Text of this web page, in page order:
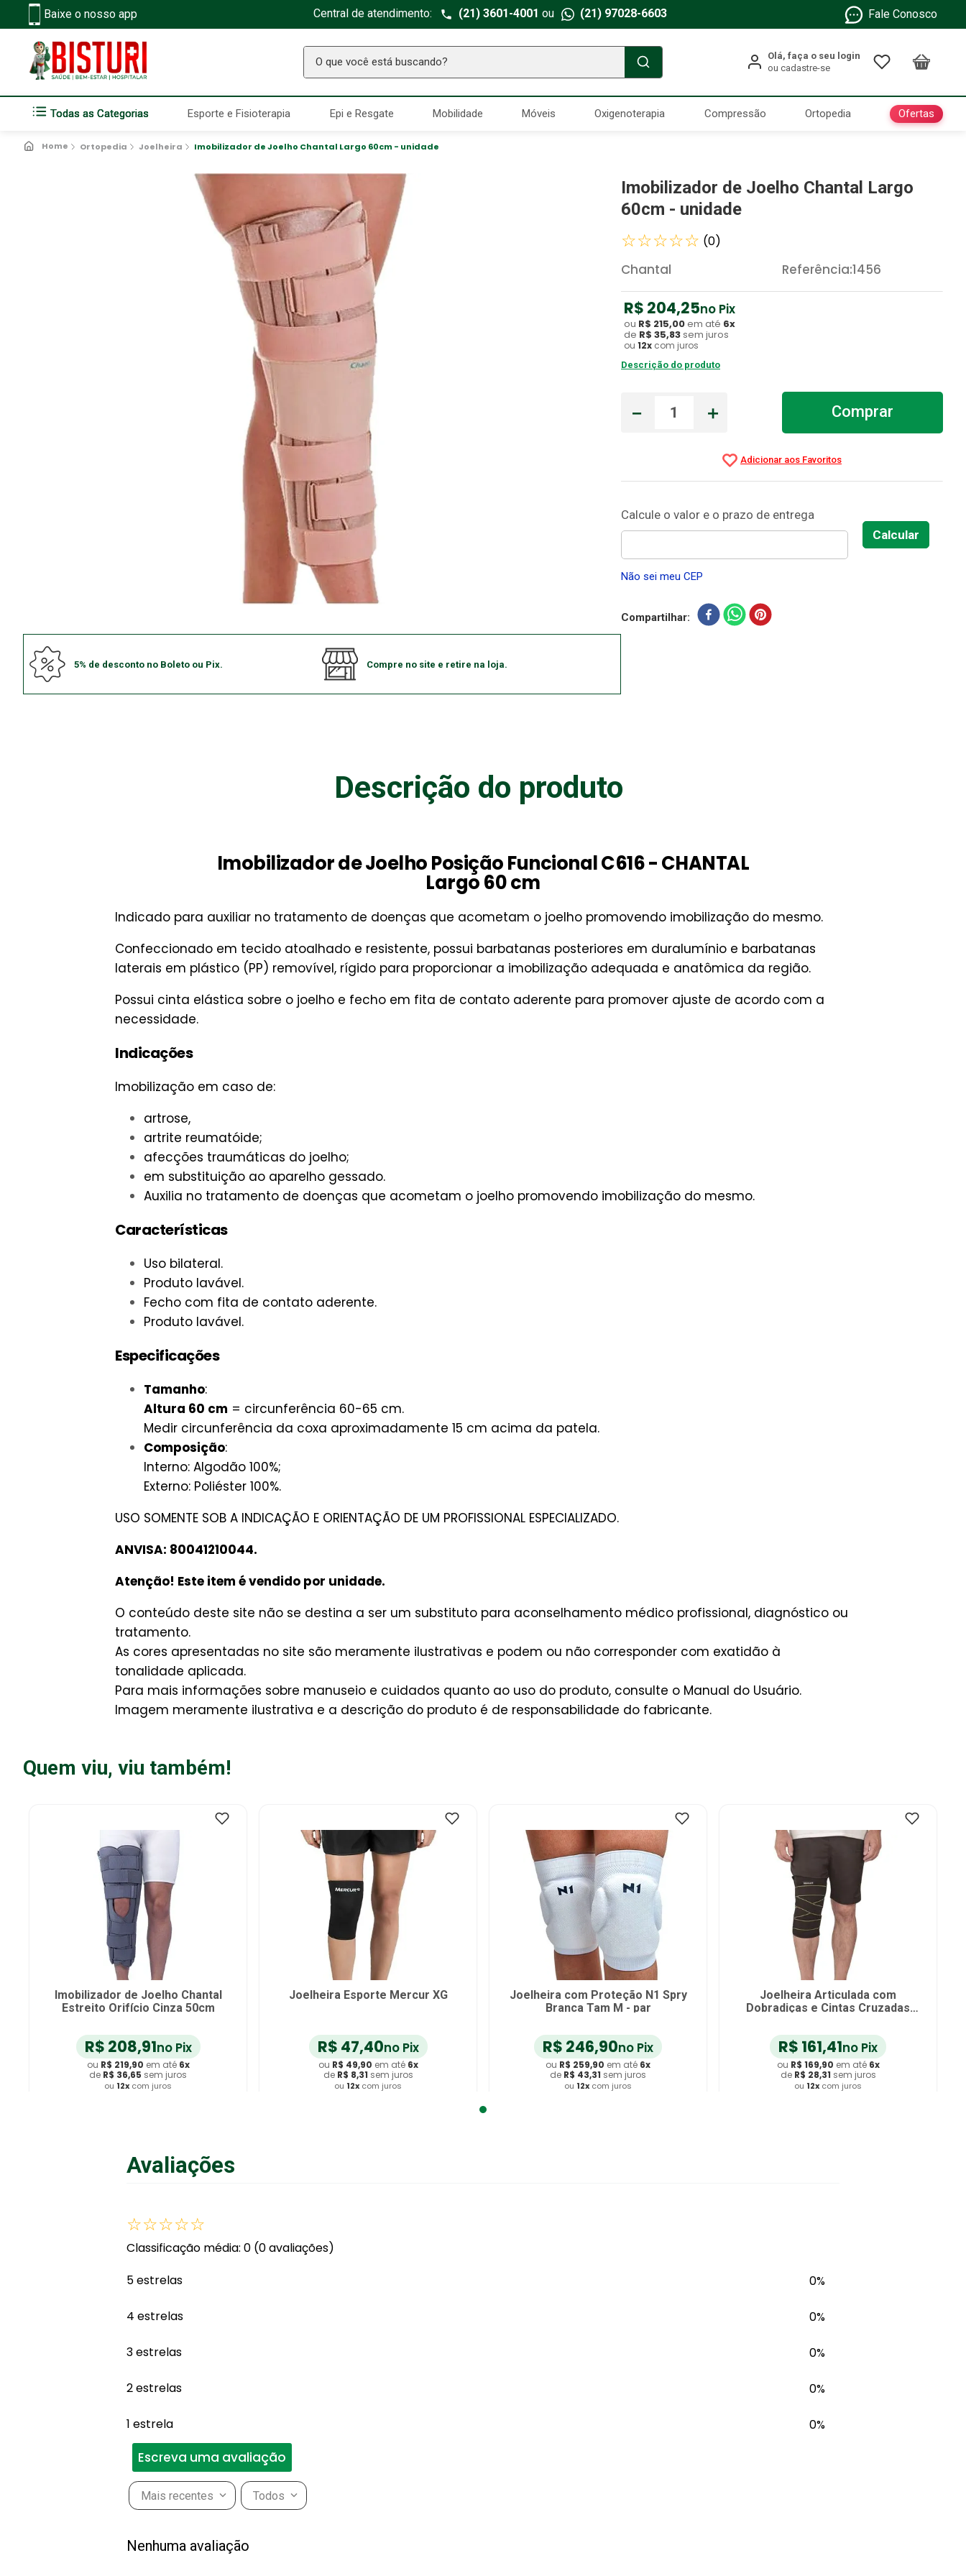
Baixe o nosso app Central de atendimento: (21) 3601-4001 ou (21) 97028-6603 Fale Conosco
O que você está buscando?
Todas as Categorias Esporte e Fisioterapia Epi e Resgate Mobilidade Móveis Oxigenoterapia Compressão Ortopedia Ofertas
Ortopedia Joelheira Imobilizador de Joelho Chantal Largo 60cm - unidade
5% de desconto no Boleto ou Pix. Compre no site e retire na loja.
Imobilizador de Joelho Chantal Largo
60cm - unidade
☆☆☆☆☆ (0)
Chantal Referência:1456
R$ 204,25no Pix
ou R$ 215,00em até 6x
de R$ 35,83 sem juros
ou 12x com juros
Descrição do produto
＋
－ Comprar
Não sei meu CEP
Compartilhar
Descrição do produto
Imobilizador de Joelho Posição Funcional C616 - CHANTAL
Largo 60 cm
Indicado para auxiliar no tratamento de doenças que acometam o joelho promovendo imobilização do mesmo.
Confeccionado em tecido atoalhado e resistente, possui barbatanas posteriores em duralumínio e barbatanas
laterais em plástico (PP) removível, rígido para proporcionar a imobilização adequada e anatômica da região.
Possui cinta elástica sobre o joelho e fecho em fita de contato aderente para promover ajuste de acordo com a
necessidade.
Indicações
Imobilização em caso de:
artrose,
artrite reumatóide;
afecções traumáticas do joelho;
em substituição ao aparelho gessado.
Auxilia no tratamento de doenças que acometam o joelho promovendo imobilização do mesmo.
Características
Uso bilateral.
Produto lavável.
Fecho com fita de contato aderente.
Produto lavável.
Especificações
Tamanho:
Altura 60 cm = circunferência 60-65 cm.
Medir circunferência da coxa aproximadamente 15 cm acima da patela.
Composição:
Interno: Algodão 100%;
Externo: Poliéster 100%.
USO SOMENTE SOB A INDICAÇÃO E ORIENTAÇÃO DE UM PROFISSIONAL ESPECIALIZADO.
ANVISA: 80041210044.
Atenção! Este item é vendido por unidade.
O conteúdo deste site não se destina a ser um substituto para aconselhamento médico profissional, diagnóstico ou
tratamento.
As cores apresentadas no site são meramente ilustrativas e podem ou não corresponder com exatidão à
tonalidade aplicada.
Para mais informações sobre manuseio e cuidados quanto ao uso do produto, consulte o Manual do Usuário.
Imagem meramente ilustrativa e a descrição do produto é de responsabilidade do fabricante.
Quem viu, viu também!
Imobilizador de Joelho Chantal
Estreito Orifício Cinza 50cm
R$ 208,91no Pix
ou R$ 219,90 em até 6x
de R$ 36,65 sem juros
ou 12x com juros
Joelheira Esporte Mercur XG
R$ 47,40no Pix
ou R$ 49,90 em até 6x
de R$ 8,31 sem juros
ou 12x com juros
Joelheira com Proteção N1 Spry
Branca Tam M - par
R$ 246,90no Pix
ou R$ 259,90 em até 6x
de R$ 43,31 sem juros
ou 12x com juros
Joelheira Articulada com
Dobradiças e Cintas Cruzadas
R$ 161,41no Pix
ou R$ 169,90 em até 6x
de R$ 28,31 sem juros
ou 12x com juros
Avaliações
☆☆☆☆☆
Classificação média: 0 (0 avaliações)
5 estrelas
0%
4 estrelas 0%
3 estrelas 0%
2 estrelas 0%
1 estrela 0%
Escreva uma avaliação
Mais recentes Todos
Nenhuma avaliação
TERMOS MAIS BUSCADOS
Seringa Insulina
2º Fralda Geriatrica
3º
Estetoscopio Littmann
5º Littmann
Absorvente Geriatrico
7º Gaze Esteril
Aparelho Pressão
9º Cadeira Banho